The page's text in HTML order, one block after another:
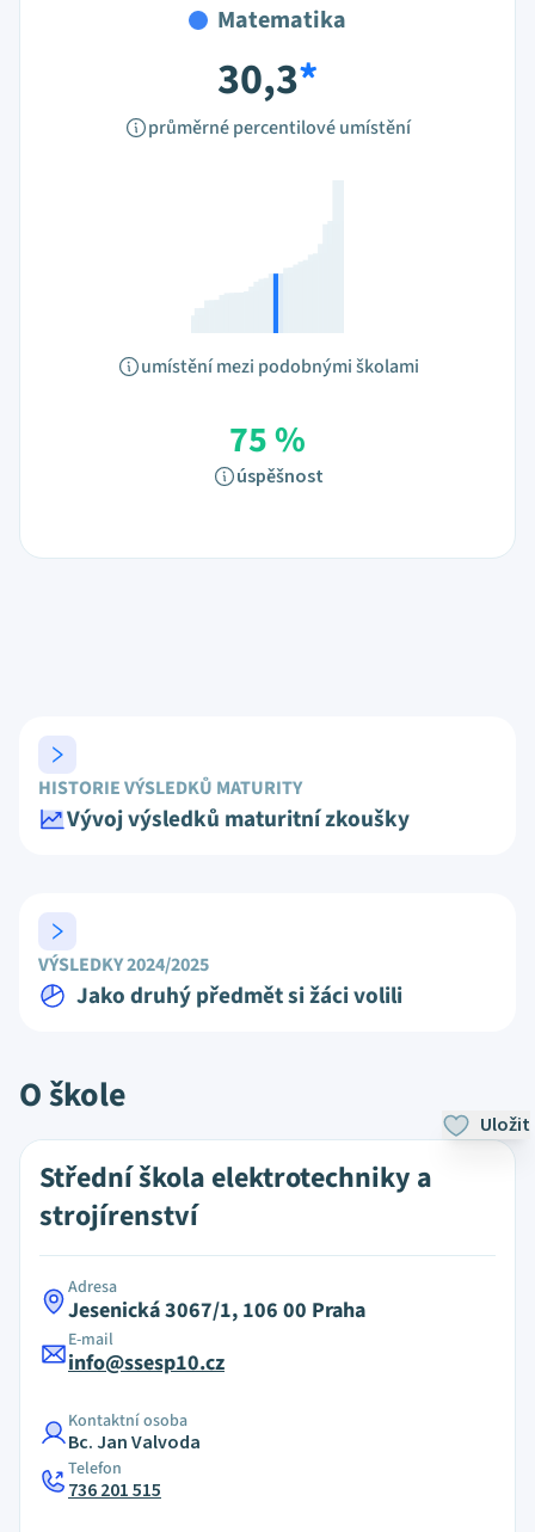
Matematika
30,3*
průměrné percentilové umístění
umístění mezi podobnými školami
75 %
úspěšnost
HISTORIE VÝSLEDKŮ MATURITY
Vývoj výsledků maturitní zkoušky
VÝSLEDKY 2024/2025
Jako druhý předmět si žáci volili
O škole
Uložit
Střední škola elektrotechniky a
strojírenství
Adresa
Jesenická 3067/1, 106 00 Praha
E-mail
info@ssesp10.cz
Kontaktní osoba
Bc. Jan Valvoda
Telefon
736 201 515